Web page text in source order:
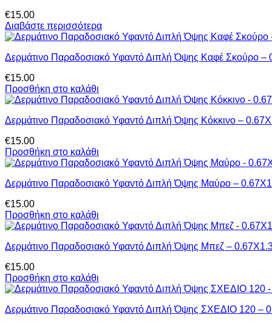
€15.00
Διαβάστε περισσότερα
Δερμάτινο Παραδοσιακό Υφαντό Διπλή Όψης Καφέ Σκούρο –
€15.00
Προσθήκη στο καλάθι
Δερμάτινο Παραδοσιακό Υφαντό Διπλή Όψης Κόκκινο –
€15.00
Προσθήκη στο καλάθι
Δερμάτινο Παραδοσιακό Υφαντό Διπλή Όψης Μαύρο –
€15.00
Προσθήκη στο καλάθι
Δερμάτινο Παραδοσιακό Υφαντό Διπλή Όψης Μπεζ –
€15.00
Προσθήκη στο καλάθι
Δερμάτινο Παραδοσιακό Υφαντό Διπλή Όψης ΣΧΕΔΙΟ 120 –